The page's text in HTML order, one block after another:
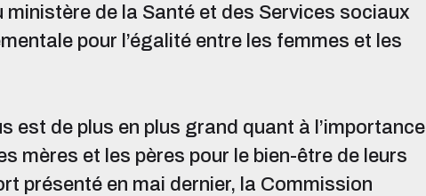
ministère de la Santé et des Services sociaux
pour l’égalité entre les femmes et les
est de plus en plus grand quant à l’importance
mères et les pères pour le bien-être de leurs
présenté en mai dernier, la Commission